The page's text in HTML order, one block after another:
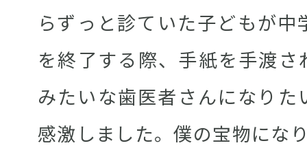
らずっと診ていた子どもが
を終了する際、手紙を手渡さ
みたいな歯医者さんになりた
感激しました。僕の宝物にな